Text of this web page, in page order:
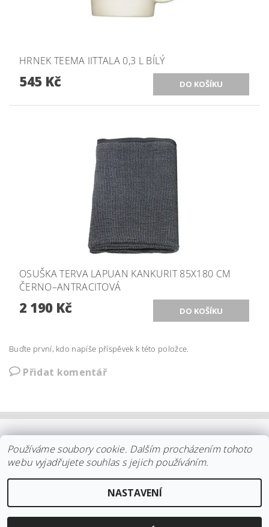
HRNEK TEEMA IITTALA 0,3 L BÍLÝ
545 Kč
OSUŠKA TERVA LAPUAN KANKURIT 85X180 CM
ČERNO–ANTRACITOVÁ
2 190 Kč
Buďte první, kdo napíše příspěvek k této položce.
Přidat komentář
| KOLEKCE STELTON | DISTRIBUCE IITTALA |
REKLAMACE/ODSTOUPENÍ | VŠE O NÁKUPU | KDO JSME
KONTAKT
2026 ©arki.cz, všechna práva vyhrazena
Používáme soubory cookie. Dalším procházením tohoto
webu vyjadřujete souhlas s jejich používáním.
NASTAVENÍ